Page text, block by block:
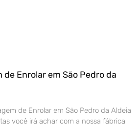
de Enrolar em São Pedro da
de Enrolar em São Pedro da Aldeia
você irá achar com a nossa fábrica